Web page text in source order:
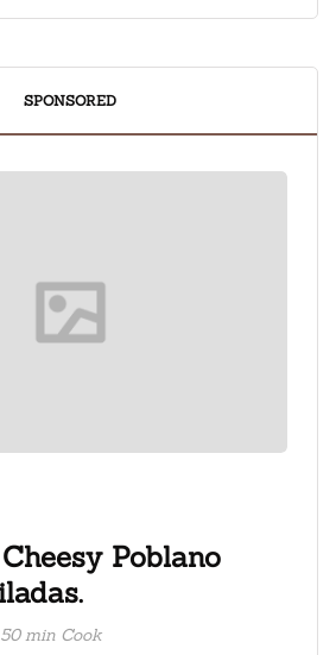
SPONSORED
Poblano
50 min Cook